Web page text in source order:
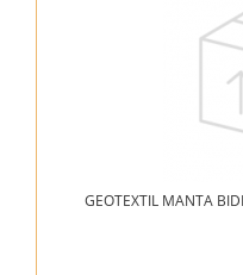
GEOTEXTIL MANTA